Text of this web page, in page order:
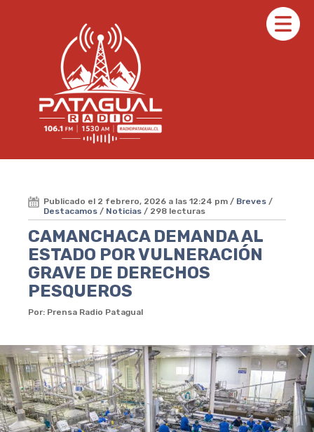
Publicado el 2 febrero, 2026 a las 12:24 pm / Breves /
Destacamos / Noticias / 298 lecturas
CAMANCHACA DEMANDA AL
ESTADO POR VULNERACIÓN
GRAVE DE DERECHOS
PESQUEROS
Por: Prensa Radio Patagual